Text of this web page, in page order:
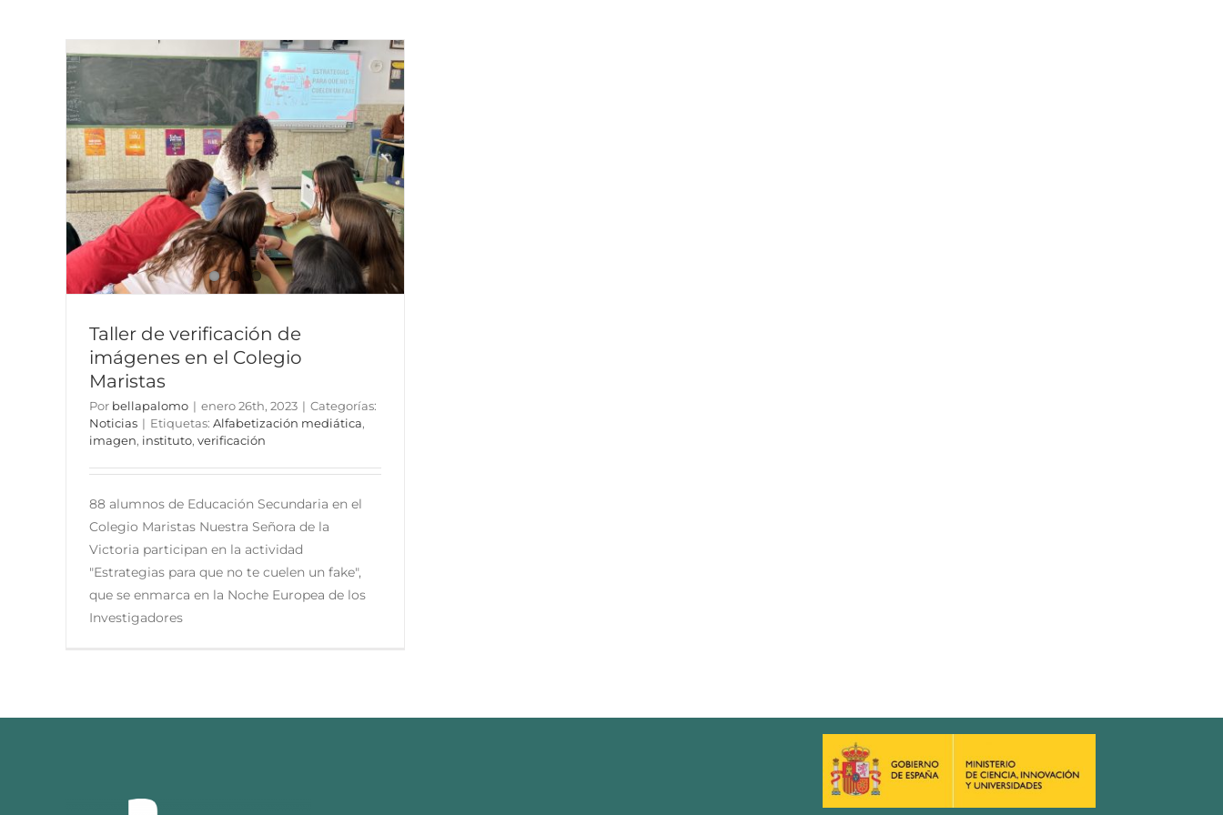
Taller de verificación de
imágenes en el Colegio
Maristas
Por bellapalomo | enero 26th, 2023 | Categorías:
Noticias | Etiquetas: Alfabetización mediática,
imagen, instituto, verificación
88 alumnos de Educación Secundaria en el
Colegio Maristas Nuestra Señora de la
Victoria participan en la actividad
"Estrategias para que no te cuelen un fake",
que se enmarca en la Noche Europea de los
Investigadores